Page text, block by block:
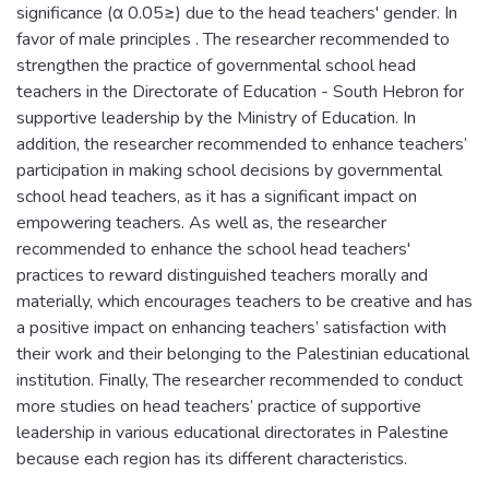
significance (α 0.05≥) due to the head teachers' gender. In
favor of male principles . The researcher recommended to
strengthen the practice of governmental school head
teachers in the Directorate of Education - South Hebron for
supportive leadership by the Ministry of Education. In
addition, the researcher recommended to enhance teachers’
participation in making school decisions by governmental
school head teachers, as it has a significant impact on
empowering teachers. As well as, the researcher
recommended to enhance the school head teachers'
practices to reward distinguished teachers morally and
materially, which encourages teachers to be creative and has
a positive impact on enhancing teachers’ satisfaction with
their work and their belonging to the Palestinian educational
institution. Finally, The researcher recommended to conduct
more studies on head teachers’ practice of supportive
leadership in various educational directorates in Palestine
because each region has its different characteristics.